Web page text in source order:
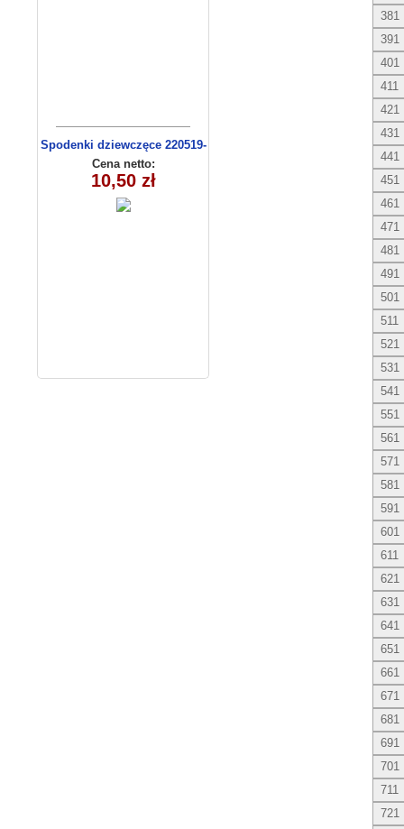
Spodenki dziewczęce 220519-
3 (9-12)
Cena netto:
10,50 zł
381
391
401
411
421
431
441
451
461
471
481
491
501
511
521
531
541
551
561
571
581
591
601
611
621
631
641
651
661
671
681
691
701
711
721